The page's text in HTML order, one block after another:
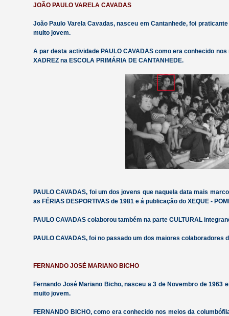
JOÃO PAULO VARELA CAVADAS
João Paulo Varela Cavadas, nasceu em Cantanhede, foi
muito jovem.
A par desta actividade PAULO CAVADAS como era conhecido
XADREZ na ESCOLA PRIMÁRIA DE CANTANHEDE.
PAULO CAVADAS, foi um dos jovens que naquela data mais
as FÉRIAS DESPORTIVAS de 1981 e á publicação do XEQUE -
PAULO CAVADAS colaborou também na parte CULTURAL
PAULO CAVADAS, foi no passado um dos maiores
FERNANDO JOSÉ MARIANO BICHO
Fernando José Mariano Bicho, nasceu a 3 de Novembro de
muito jovem.
FERNANDO BICHO, como era conhecido nos meios da